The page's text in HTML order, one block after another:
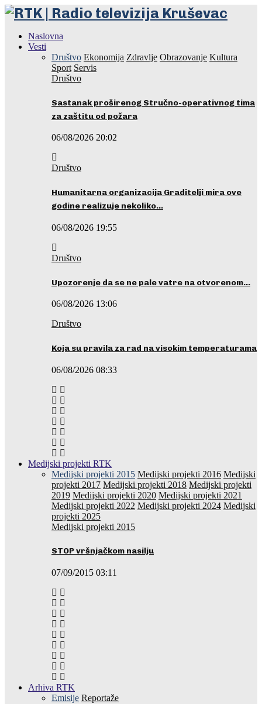
Naslovna
Vesti
Društvo Ekonomija Zdravlje Obrazovanje Kultura
Sport Servis
Društvo
Sastanak proširenog Stručno-operativnog tima
za zaštitu od požara
06/08/2026 20:02
Društvo
Humanitarna organizacija Graditelji mira ove
godine realizuje nekoliko…
06/08/2026 19:55
Društvo
Upozorenje da se ne pale vatre na otvorenom…
06/08/2026 13:06
Društvo
Koja su pravila za rad na visokim temperaturama
06/08/2026 08:33
Medijski projekti RTK
Medijski projekti 2015 Medijski projekti 2016 Medijski
projekti 2017 Medijski projekti 2018 Medijski projekti
2019 Medijski projekti 2020 Medijski projekti 2021
Medijski projekti 2022 Medijski projekti 2024 Medijski
projekti 2025
Medijski projekti 2015
STOP vršnjačkom nasilju
07/09/2015 03:11
Arhiva RTK
Emisije Reportaže